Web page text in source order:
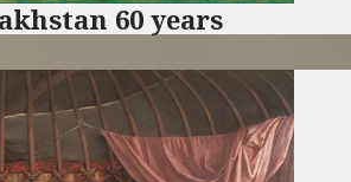
60 years